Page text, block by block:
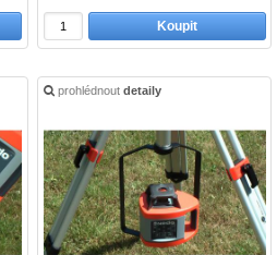
Koupit
prohlédnoutdetaily